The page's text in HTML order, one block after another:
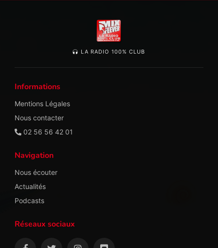
LA RADIO 100% CLUB
Informations
Mentions Légales
Nous contacter
02 56 56 42 01
Navigation
Nous écouter
Actualités
Podcasts
Réseaux sociaux